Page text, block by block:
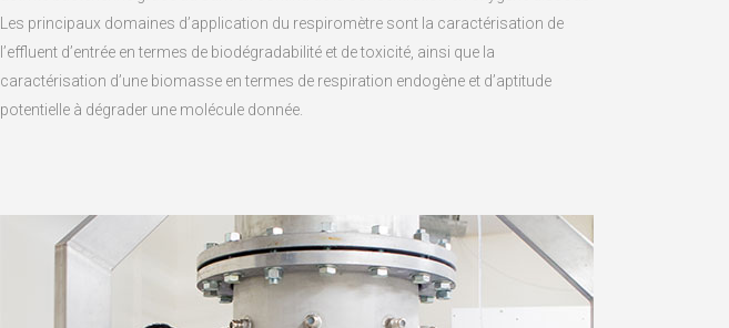
Les principaux domaines d’application du respiromètre sont la caractérisation de
l’effluent d’entrée en termes de biodégradabilité et de toxicité, ainsi que la
caractérisation d’une biomasse en termes de respiration endogène et d’aptitude
potentielle à dégrader une molécule donnée.